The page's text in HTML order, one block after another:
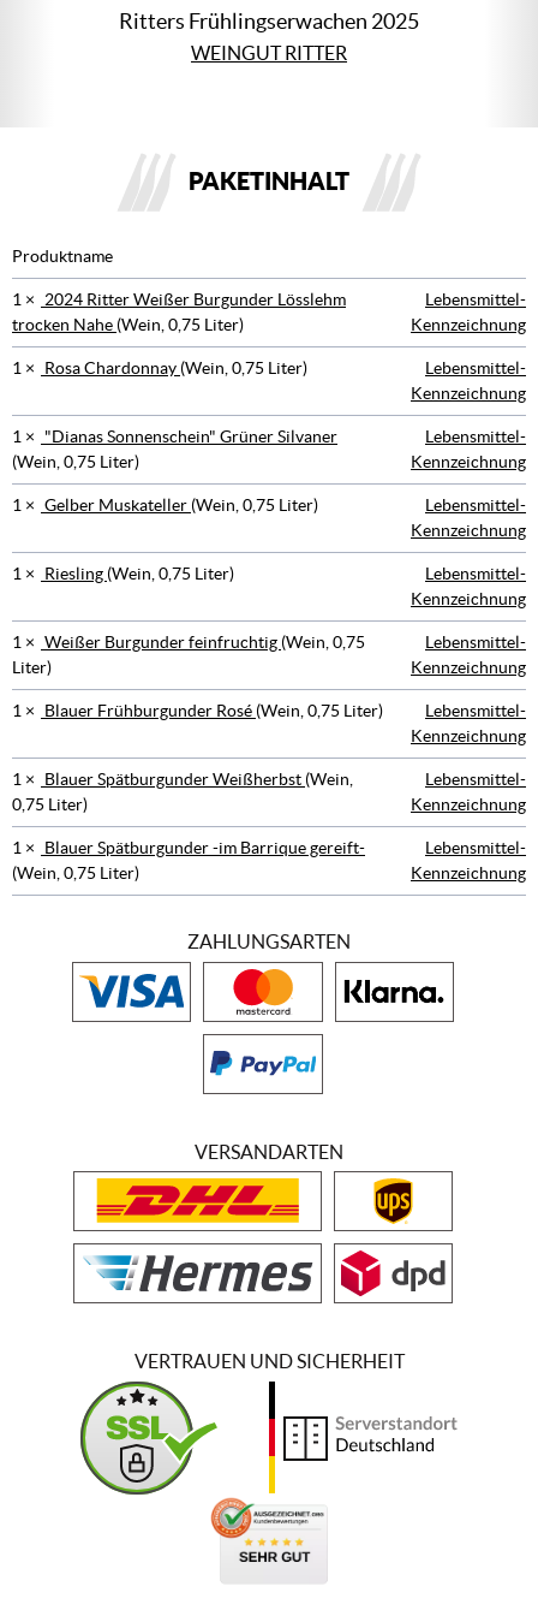
Ritters Frühlingserwachen 2025
WEINGUT RITTER
PAKETINHALT
Produktname
1 ×
2024 Ritter Weißer Burgunder Lösslehm
trocken Nahe (Wein, 0,75 Liter)
Lebensmittel-
Kennzeichnung
1 × Rosa Chardonnay (Wein, 0,75 Liter)
Lebensmittel-
Kennzeichnung
1 ×
"Dianas Sonnenschein" Grüner Silvaner
(Wein, 0,75 Liter)
Lebensmittel-
Kennzeichnung
1 × Gelber Muskateller (Wein, 0,75 Liter)
Lebensmittel-
Kennzeichnung
1 × Riesling (Wein, 0,75 Liter)
Lebensmittel-
Kennzeichnung
1 × Weißer Burgunder feinfruchtig (Wein, 0,75
Liter)
Lebensmittel-
Kennzeichnung
1 × Blauer Frühburgunder Rosé (Wein, 0,75 Liter)
Lebensmittel-
Kennzeichnung
1 × Blauer Spätburgunder Weißherbst (Wein,
0,75 Liter)
Lebensmittel-
Kennzeichnung
1 ×
Blauer Spätburgunder -im Barrique gereift-
(Wein, 0,75 Liter)
Lebensmittel-
Kennzeichnung
ZAHLUNGSARTEN
VERSANDARTEN
VERTRAUEN UND SICHERHEIT